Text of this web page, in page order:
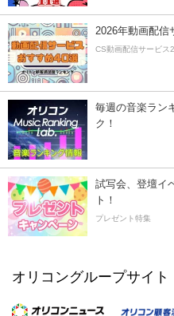
2026年動画配信
CS動画配信サービス
毎週の音楽ラン
ク！
試写会、登壇イ
ト！
プレゼント特集
オリコングループサイト